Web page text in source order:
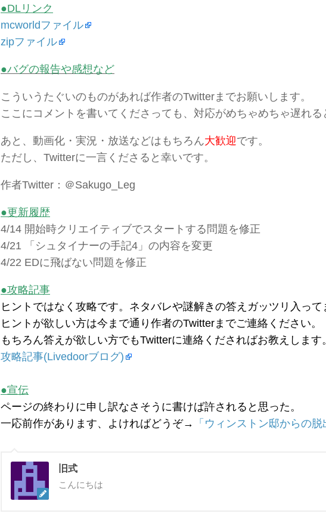
●DLリンク
mcworldファイル
zipファイル
●バグの報告や感想など
こういうたぐいのものがあれば作者のTwitterまでお願いします。
ここにコメントを書いてくださっても、対応がめちゃめちゃ遅れる
あと、動画化・実況・放送などはもちろん大歓迎です。
ただし、Twitterに一言くださると幸いです。
作者Twitter：＠Sakugo_Leg
●更新履歴
4/14 開始時クリエイティブでスタートする問題を修正
4/21 「シュタイナーの手記4」の内容を変更
4/22 EDに飛ばない問題を修正
●攻略記事
ヒントではなく攻略です。ネタバレや謎解きの答えガッツリ入って
ヒントが欲しい方は今まで通り作者のTwitterまでご連絡ください。
もちろん答えが欲しい方でもTwitterに連絡くださればお教えします。
攻略記事(Livedoorブログ)
●宣伝
ページの終わりに申し訳なさそうに書けば許されると思った。
一応前作があります、よければどうぞ→
「ウィンストン邸からの脱
旧式
こんにちは